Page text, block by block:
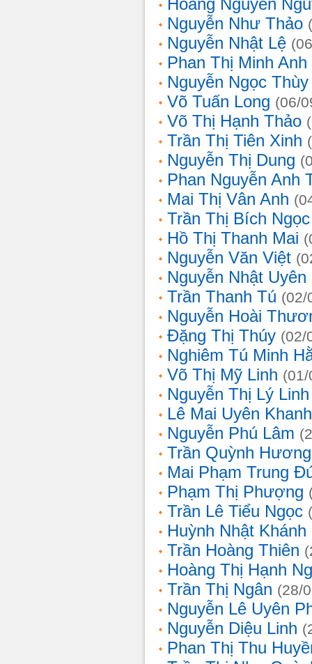
Hoàng Nguyễn
Nguyễn Như Thảo
Nguyễn Nhật Lệ
Phan Thị Minh Anh
Nguyễn Ngọc
Võ Tuấn Long (06/
Võ Thị Hạnh Thảo
Trần Thị Tiên Xinh
Nguyễn Thị Dung
Phan Nguyễn Anh
Mai Thị Vân Anh
Trần Thị Bích Ngọc
Hồ Thị Thanh Mai
Nguyễn Văn Việt
Nguyễn Nhật Uyên
Trần Thanh Tú (02/
Nguyễn Hoài
Đặng Thị Thúy (02/
Nghiêm Tú Minh
Võ Thị Mỹ Linh
Nguyễn Thị Lý Linh
Lê Mai Uyên Khanh
Nguyễn Phú Lâm
Trần Quỳnh Hương
Mai Phạm Trung
Phạm Thị Phượng
Trần Lê Tiểu Ngọc
Huỳnh Nhật Khánh
Trần Hoàng Thiên
Hoàng Thị Hạnh
Trần Thị Ngân (28/
Nguyễn Lê Uyên
Nguyễn Diệu Linh
Phan Thị Thu